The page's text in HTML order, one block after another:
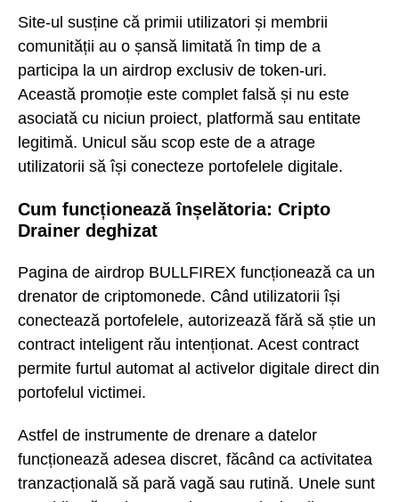
Site-ul susține că primii utilizatori și membrii
comunității au o șansă limitată în timp de a
participa la un airdrop exclusiv de token-uri.
Această promoție este complet falsă și nu este
asociată cu niciun proiect, platformă sau entitate
legitimă. Unicul său scop este de a atrage
utilizatorii să își conecteze portofelele digitale.
Cum funcționează înșelătoria: Cripto
Drainer deghizat
Pagina de airdrop BULLFIREX funcționează ca un
drenator de criptomonede. Când utilizatorii își
conectează portofelele, autorizează fără să știe un
contract inteligent rău intenționat. Acest contract
permite furtul automat al activelor digitale direct din
portofelul victimei.
Astfel de instrumente de drenare a datelor
funcționează adesea discret, făcând ca activitatea
tranzacțională să pară vagă sau rutină. Unele sunt